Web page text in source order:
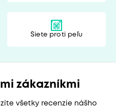
Siete proti peľu
zákazníkmi
všetky recenzie nášho